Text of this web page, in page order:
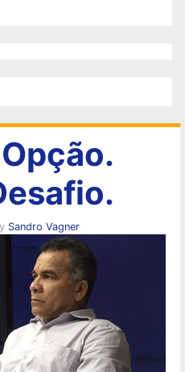
Sandro Vagner